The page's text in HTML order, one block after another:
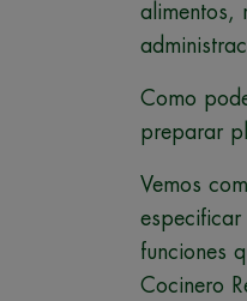
alimentos,
Como
preparar
Vemos
funciones
Cocinero